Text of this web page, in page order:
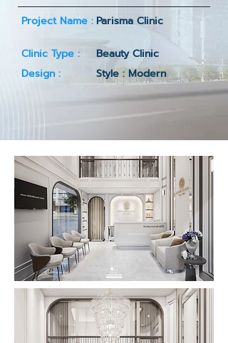
Project Name : Parisma Clinic
Clinic Type :
Beauty Clinic
Design :
Style : Modern